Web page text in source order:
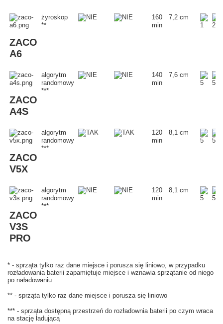
ZACO
A6
żyroskop
**
160
min
7,2 cm
ZACO
A4S
algorytm
randomowy
***
140
min
7,6 cm
ZACO
V5X
algorytm
randomowy
***
120
min
8,1 cm
ZACO
V3S
PRO
algorytm
randomowy
***
120
min
8,1 cm
* - sprząta tylko raz dane miejsce i porusza się liniowo, w przypadku
rozładowania baterii zapamiętuje miejsce i wznawia sprzątanie od niego
po naładowaniu
** - sprząta tylko raz dane miejsce i porusza się liniowo
*** - sprząta dostępną przestrzeń do rozładownia baterii po czym wraca
na stację ładującą